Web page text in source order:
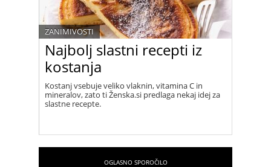
Najbolj slastni recepti iz
kostanja
ZANIMIVOSTI
Kostanj vsebuje veliko vlaknin, vitamina C in
mineralov, zato ti Ženska.si predlaga nekaj idej za
slastne recepte.